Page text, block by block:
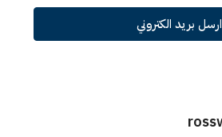
ارسل بريد الكتروني